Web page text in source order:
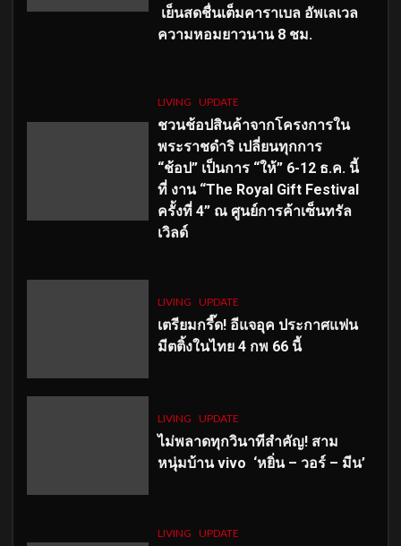
เย็นสดชื่นเต็มคาราเบล อัพเลเวล
ความหอมยาวนาน 8 ชม.
LIVING UPDATE
ชวนช้อปสินค้าจากโครงการใน
พระราชดำริ เปลี่ยนทุกการ
“ช้อป” เป็นการ “ให้” 6-12 ธ.ค. นี้
ที่ งาน “The Royal Gift Festival
ครั้งที่ 4” ณ ศูนย์การค้าเซ็นทรัล
เวิลด์
LIVING UPDATE
เตรียมกรี๊ด! อีแจอุค ประกาศแฟน
มีตติ้งในไทย 4 กพ 66 นี้
LIVING UPDATE
ไม่พลาดทุกวินาทีสำคัญ! สาม
หนุ่มบ้าน vivo ‘หยิ่น – วอร์ – มีน’
LIVING UPDATE